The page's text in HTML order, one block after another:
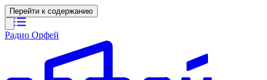
Перейти к содержанию
Радио Орфей